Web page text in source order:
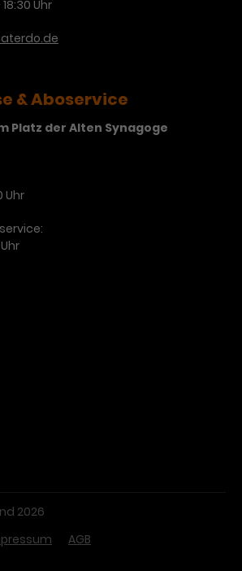
Solange es gesetzt ist,
1 Jahr
die Wirksamkeit von
Websites hinweg.
Uhr
& Aboservice
Platz der Alten Synagoge
Uhr
2026
AGB